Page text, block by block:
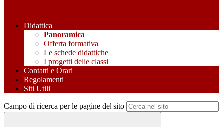
Didattica
Panoramica
Offerta formativa
Le schede didattiche
I progetti delle classi
Contatti e Orari
Regolamenti
Siti Utili
Campo di ricerca per le pagine del sito